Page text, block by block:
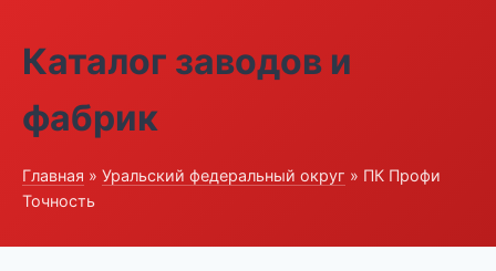
Каталог заводов и
фабрик
Главная » Уральский федеральный округ » ПК Профи
Точность